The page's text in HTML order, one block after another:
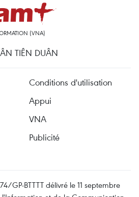
(VNA)
TIÊN DUÂN
Conditions d'utilisation
Appui
VNA
Publicité
GP-BTTTT délivré le 11 septembre